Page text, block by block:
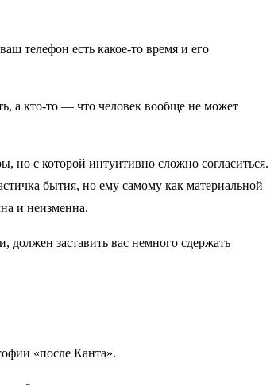
телефон есть какое-то время и его
а кто-то — что человек вообще не может
но с которой интуитивно сложно согласиться.
бытия, но ему самому как материальной
и неизменна.
заставить вас немного сдержать
«после Канта».